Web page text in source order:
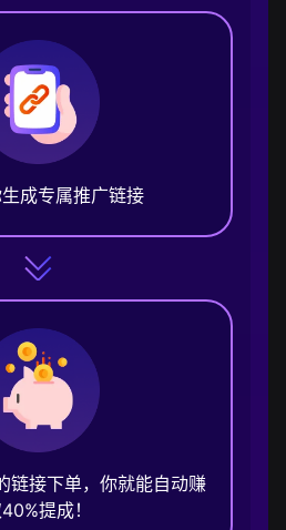
成专属推广链接
链接下单，你就能自动赚
提成！